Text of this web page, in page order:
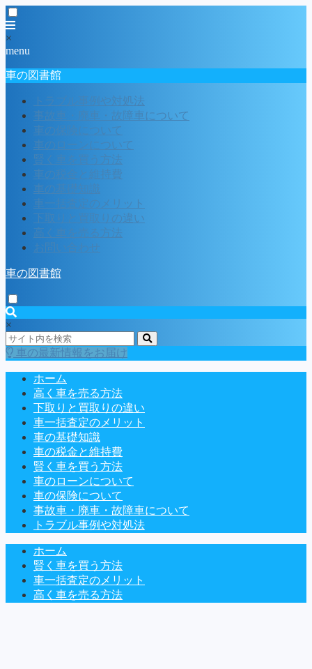
×
menu
車の図書館
トラブル事例や対処法
事故車・廃車・故障車について
車の保険について
車のローンについて
賢く車を買う方法
車の税金と維持費
車の基礎知識
車一括査定のメリット
下取りと買取りの違い
高く車を売る方法
お問い合わせ
車の図書館
×
車の最新情報をお届け
ホーム
高く車を売る方法
下取りと買取りの違い
車一括査定のメリット
車の基礎知識
車の税金と維持費
賢く車を買う方法
車のローンについて
車の保険について
事故車・廃車・故障車について
トラブル事例や対処法
ホーム
賢く車を買う方法
車一括査定のメリット
高く車を売る方法